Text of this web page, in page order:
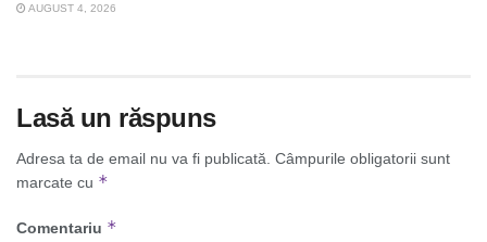
AUGUST 4, 2026
Lasă un răspuns
Adresa ta de email nu va fi publicată. Câmpurile obligatorii sunt
marcate cu *
Comentariu *